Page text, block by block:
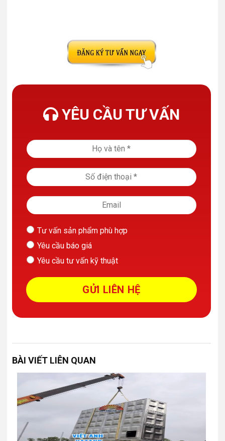
YÊU CẦU TƯ VẤN
Tư vấn sản phẩm phù hợp
Yêu cầu báo giá
Yêu cầu tư vấn kỹ thuật
BÀI VIẾT LIÊN QUAN